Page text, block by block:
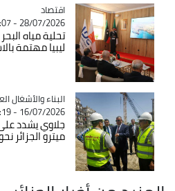
Catégorie
اقتصاد
28/07/2026 - 20:07
تحلية مياه البحر
ليبيا مهتمة
Catégorie
البناء والأشغال
16/07/2026 - 14:19
جلاوي يشدد على
ميترو الجزائر